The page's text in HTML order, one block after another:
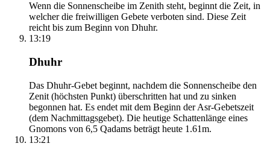
Wenn die Sonnenscheibe im Zenith steht, beginnt die Zeit, in
welcher die freiwilligen Gebete verboten sind. Diese Zeit
reicht bis zum Beginn von Dhuhr.
13:19
Dhuhr
Das Dhuhr-Gebet beginnt, nachdem die Sonnenscheibe den
Zenit (höchsten Punkt) überschritten hat und zu sinken
begonnen hat. Es endet mit dem Beginn der Asr-Gebetszeit
(dem Nachmittagsgebet). Die heutige Schattenlänge eines
Gnomons von 6,5 Qadams beträgt heute 1.61m.
13:21